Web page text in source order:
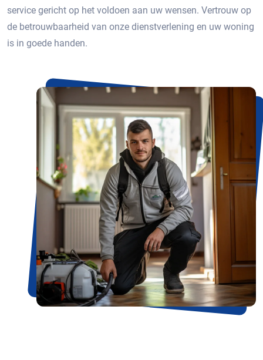
service gericht op het voldoen aan uw wensen. Vertrouw op
de betrouwbaarheid van onze dienstverlening en uw woning
is in goede handen.